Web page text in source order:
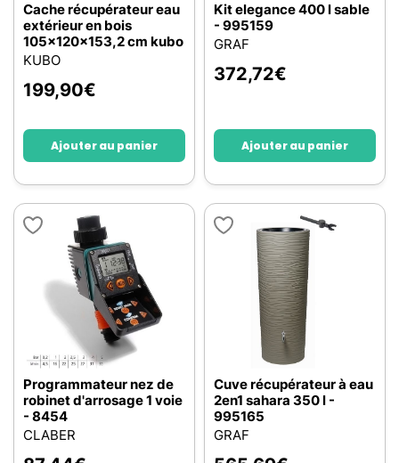
Cache récupérateur eau
extérieur en bois
105x120x153,2 cm kubo
KUBO
199,90€
Ajouter au panier
Kit elegance 400 l sable
- 995159
GRAF
372,72€
Ajouter au panier
Programmateur nez de
robinet d'arrosage 1 voie
- 8454
CLABER
Cuve récupérateur à eau
2en1 sahara 350 l -
995165
GRAF